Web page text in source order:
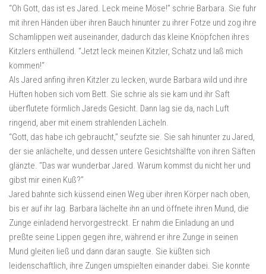
“Oh Gott, das ist es Jared. Leck meine Möse!” schrie Barbara. Sie fuhr
mit ihren Händen über ihren Bauch hinunter zu ihrer Fotze und zog ihre
Schamlippen weit auseinander, dadurch das kleine Knöpfchen ihres
Kitzlers enthüllend. “Jetzt leck meinen Kitzler, Schatz und laß mich
kommen!“
Als Jared anfing ihren Kitzler zu lecken, wurde Barbara wild und ihre
Hüften hoben sich vom Bett. Sie schrie als sie kam und ihr Saft
überflutete förmlich Jareds Gesicht. Dann lag sie da, nach Luft
ringend, aber mit einem strahlenden Lächeln.
“Gott, das habe ich gebraucht,” seufzte sie. Sie sah hinunter zu Jared,
der sie anlächelte, und dessen untere Gesichtshälfte von ihren Säften
glänzte. “Das war wunderbar Jared. Warum kommst du nicht her und
gibst mir einen Kuß?”
Jared bahnte sich küssend einen Weg über ihren Körper nach oben,
bis er auf ihr lag. Barbara lächelte ihn an und öffnete ihren Mund, die
Zunge einladend hervorgestreckt. Er nahm die Einladung an und
preßte seine Lippen gegen ihre, während er ihre Zunge in seinen
Mund gleiten ließ und dann daran saugte. Sie küßten sich
leidenschaftlich, ihre Zungen umspielten einander dabei. Sie konnte